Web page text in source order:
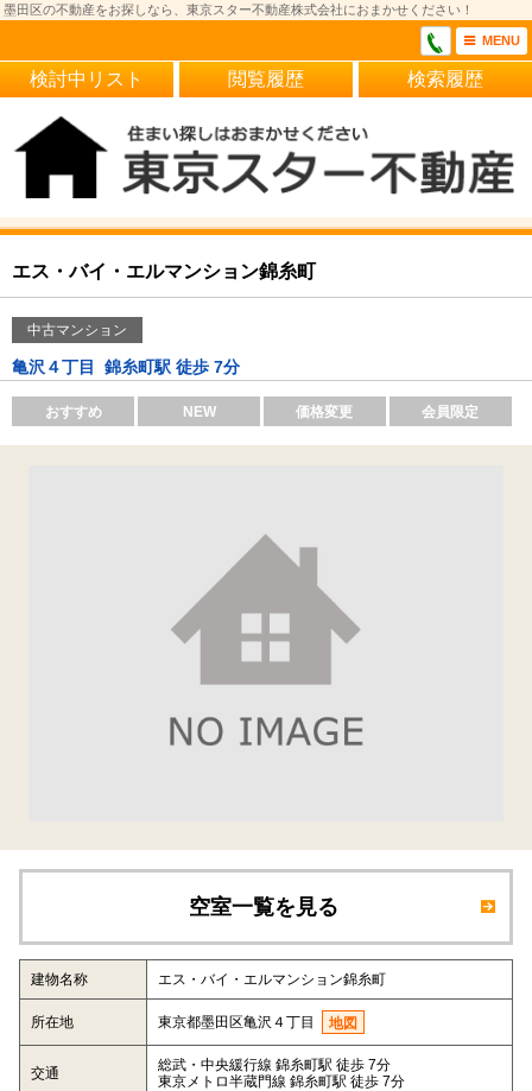
墨田区の不動産をお探しなら、東京スター不動産株式会社におまかせください！
MENU
検討中リスト 閲覧履歴 検索履歴
エス・バイ・エルマンション錦糸町
中古マンション
亀沢４丁目 錦糸町駅 徒歩 7分
おすすめ NEW 価格変更 会員限定
空室一覧を見る
建物名称 エス・バイ・エルマンション錦糸町
所在地 東京都墨田区亀沢４丁目 地図
交通
総武・中央緩行線 錦糸町駅 徒歩 7分
東京メトロ半蔵門線 錦糸町駅 徒歩 7分